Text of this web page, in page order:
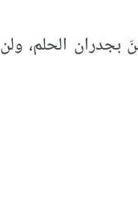
بجدران الحلم، ولن